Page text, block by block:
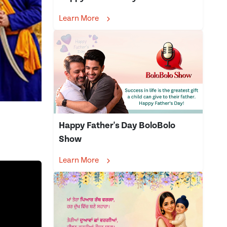
Learn More
Happy Father's Day BoloBolo
Show
Learn More